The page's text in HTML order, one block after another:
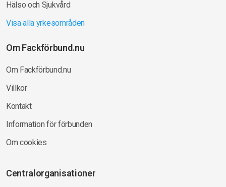
Hälso och Sjukvård
Visa alla yrkesområden
Om Fackförbund.nu
Om Fackförbund.nu
Villkor
Kontakt
Information för förbunden
Om cookies
Centralorganisationer